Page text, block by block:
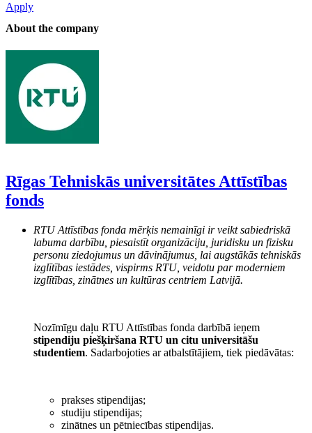
Apply
About the company
Rīgas Tehniskās universitātes Attīstības
fonds
RTU Attīstības fonda mērķis nemainīgi ir veikt sabiedriskā
labuma darbību, piesaistīt organizāciju, juridisku un fizisku
personu ziedojumus un dāvinājumus, lai augstākās tehniskās
izglītības iestādes, vispirms RTU, veidotu par moderniem
izglītības, zinātnes un kultūras centriem Latvijā.
Nozīmīgu daļu RTU Attīstības fonda darbībā ieņem
stipendiju piešķiršana RTU un citu universitāšu
studentiem. Sadarbojoties ar atbalstītājiem, tiek piedāvātas:
prakses stipendijas;
studiju stipendijas;
zinātnes un pētniecības stipendijas.